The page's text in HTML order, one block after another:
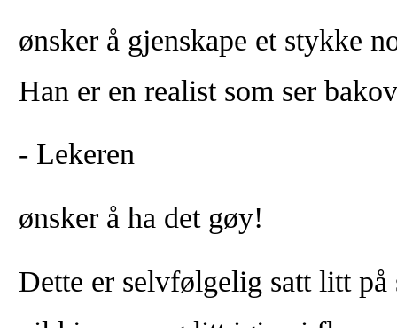
ønsker å gjenskape et stykke
Han er en realist som ser
- Lekeren
ønsker å ha det gøy!
Dette er selvfølgelig satt litt på